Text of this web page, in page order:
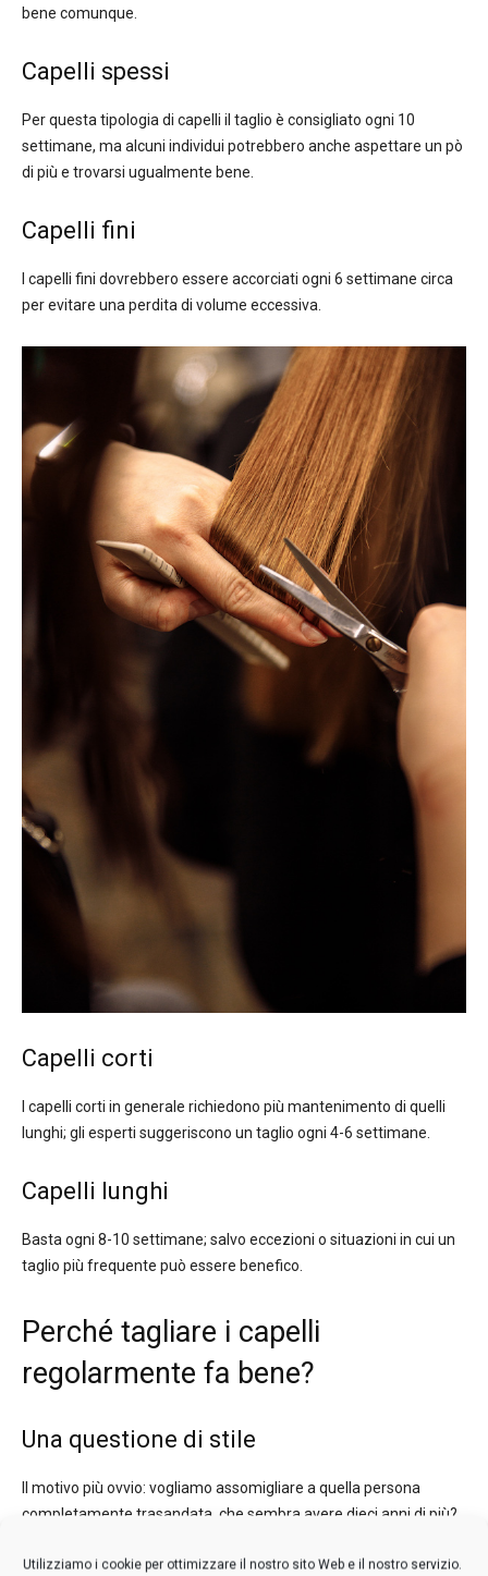
Utilizziamo i cookie per ottimizzare il nostro sito Web e il nostro servizio.
bene comunque.
Capelli spessi
Per questa tipologia di capelli il taglio è consigliato ogni 10
settimane, ma alcuni individui potrebbero anche aspettare un pò
di più e trovarsi ugualmente bene.
Capelli fini
I capelli fini dovrebbero essere accorciati ogni 6 settimane circa
per evitare una perdita di volume eccessiva.
Capelli corti
I capelli corti in generale richiedono più mantenimento di quelli
lunghi; gli esperti suggeriscono un taglio ogni 4-6 settimane.
Capelli lunghi
Basta ogni 8-10 settimane; salvo eccezioni o situazioni in cui un
taglio più frequente può essere benefico.
Perché tagliare i capelli
regolarmente fa bene?
Una questione di stile
Il motivo più ovvio: vogliamo assomigliare a quella persona
completamente trasandata, che sembra avere dieci anni di più?
aspetto curato, più è importante recarsi periodicamente dal